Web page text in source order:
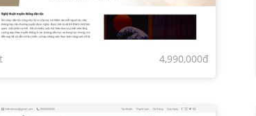
4,990,000đ